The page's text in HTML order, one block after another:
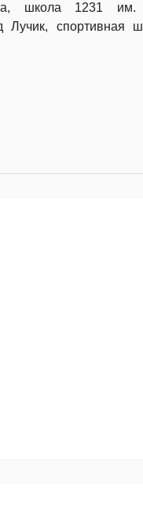
школа 1231
Лучик, спортивная